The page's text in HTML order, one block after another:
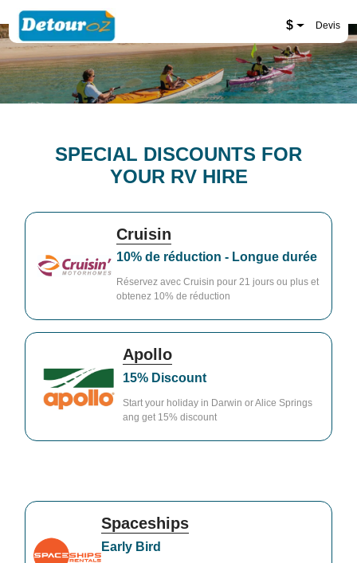
$ Devis
SPECIAL DISCOUNTS FOR
YOUR RV HIRE
Cruisin
10% de réduction - Longue durée
Réservez avec Cruisin pour 21 jours ou plus et
obtenez 10% de réduction
Apollo
15% Discount
Start your holiday in Darwin or Alice Springs
ang get 15% discount
Spaceships
Early Bird